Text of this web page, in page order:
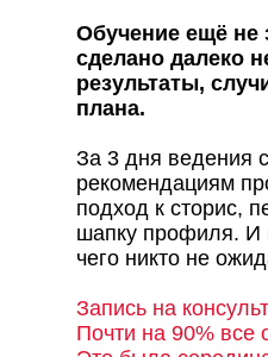
Обучение ещё не
сделано далеко
результаты,
плана.
За 3 дня ведения
рекомендациям
подход к сторис,
шапку профиля. И
чего никто не
Запись на
Почти на 90% все